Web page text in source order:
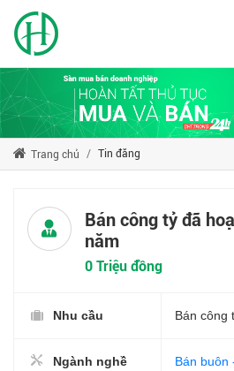
Trang chủ Tin đăng
Bán công tỷ đã
năm
0 Triệu đồng
Nhu cầu Bán công
Ngành nghề
Bán buôn